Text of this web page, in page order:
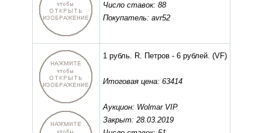
Число ставок: 88
Покупатель: avr52
1 рубль. R. Петров - 6 рублей. (VF)
Итоговая цена: 63414
Аукцион: Wolmar VIP
Закрыт: 28.03.2019